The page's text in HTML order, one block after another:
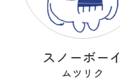
スノーボーイ
ムツリク